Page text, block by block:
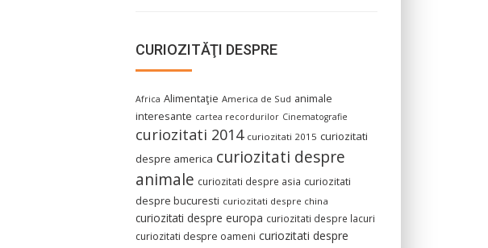
CURIOZITĂŢI DESPRE
Africa Alimentaţie America de Sud animale
interesante cartea recordurilor Cinematografie
curiozitati 2014 curiozitati 2015 curiozitati
despre america curiozitati despre
animale curiozitati despre asia curiozitati
despre bucuresti curiozitati despre china
curiozitati despre europa curiozitati despre lacuri
curiozitati despre oameni curiozitati despre